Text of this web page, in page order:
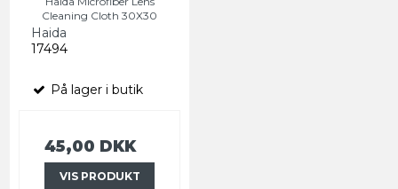
Cleaning Cloth 30X30
Haida
17494
På lager i butik
45,00 DKK
VIS PRODUKT